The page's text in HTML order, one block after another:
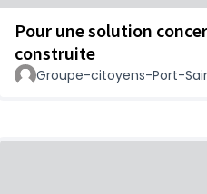
Pour une solution
construite
Groupe-citoyens-Port-